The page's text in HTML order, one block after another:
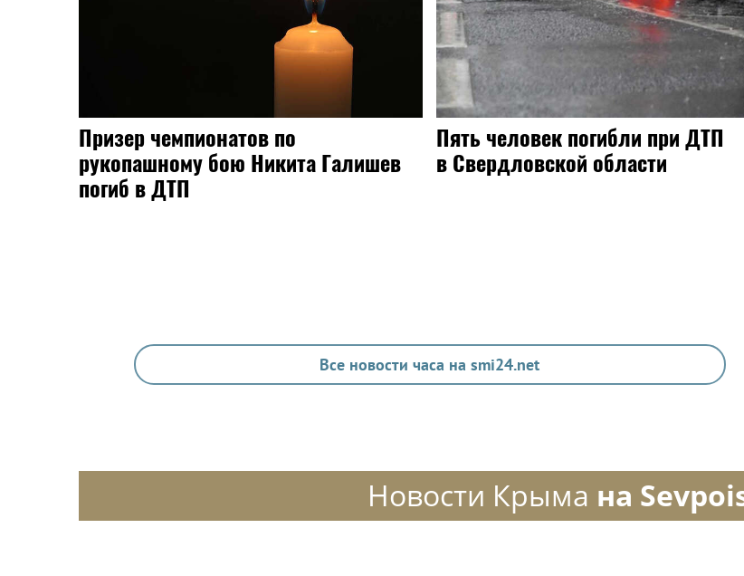
Призер чемпионатов по
рукопашному бою Никита Галишев
погиб в ДТП
Пять человек погибли при ДТП
в Свердловской области
Все новости часа на smi24.net
Новости Крыма на